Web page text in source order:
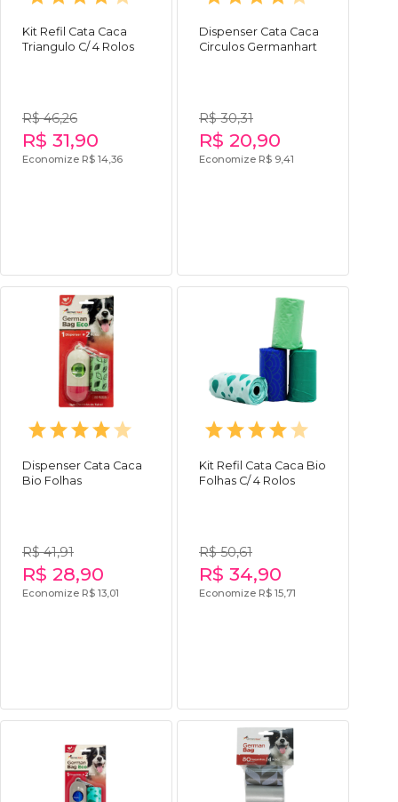
Kit Refil Cata Caca
Triangulo C/ 4 Rolos
R$ 46,26
R$ 31,90
Economize R$ 14,36
Dispenser Cata Caca
Circulos Germanhart
R$ 30,31
R$ 20,90
Economize R$ 9,41
Dispenser Cata Caca
Bio Folhas
R$ 41,91
R$ 28,90
Economize R$ 13,01
Kit Refil Cata Caca Bio
Folhas C/ 4 Rolos
R$ 50,61
R$ 34,90
Economize R$ 15,71